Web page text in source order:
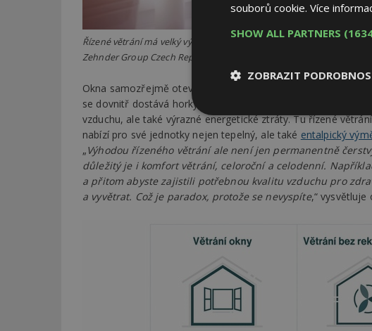
Řízené větrání má velký význam pro zdraví, komfort, uchování
Zehnder Group Czech Republic s.r.o.
Okna samozřejmě otevírat můžete, ale je třeba mít na
se dovnitř dostává horký venkovní vzduch, v zimě zase
vzduchu, ale také výrazné energetické ztráty. Tu řízené
nabízí pro své jednotky nejen tepelný, ale také entalpický
„Výhodou řízeného větrání ale není jen permanentně
důležitý je i komfort větrání, celoroční a celodenní.
a přitom abyste zajistili potřebnou kvalitu vzduchu pro
a vyvětrat. Což je paradox, protože se nevyspíte,“ vysvětluje
souborů cookie. Více
SHOW ALL PARTNERS
ZOBRAZIT
Nezbytně
nutné soubory
Webové stránky nelze bez